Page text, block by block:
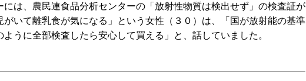
は、農民連食品分析センターの「放射性物質は検出せず」の検査証が
いて離乳食が気になる」という女性（３０）は、「国が放射能の基準
うに全部検査したら安心して買える」と、話していました。